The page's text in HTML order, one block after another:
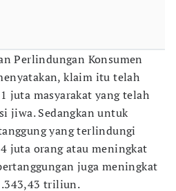
Perlindungan Konsumen
klaim itu telah
juta masyarakat yang telah
jiwa. Sedangkan untuk
yang terlindungi
juta orang atau meningkat
juga meningkat
triliun.